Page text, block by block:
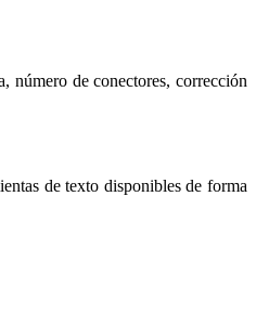
número de conectores, corrección
de texto disponibles de forma